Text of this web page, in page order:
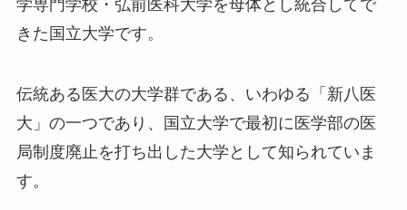
学専門学校・弘前医科大学を母体とし統合してで
きた国立大学です。
伝統ある医大の大学群である、いわゆる 「新八医
大」 の一つであり、国立大学で最初に医学部の医
局制度廃止を打ち出した大学として知られていま
す。